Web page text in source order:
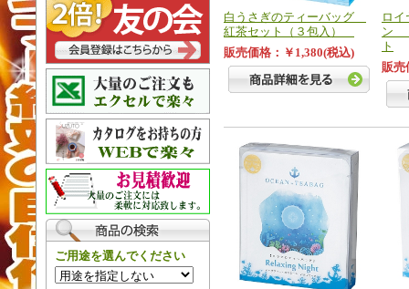
ご用途を選んでください
白うさぎのティーバッグ
紅茶セット（３包入）
販売価格：￥1,380(税込)
ロ
ン
ト
販売